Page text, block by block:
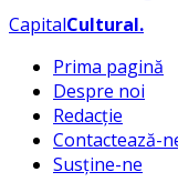
CapitalCultural.
Prima pagină
Despre noi
Redacție
Contactează-
Susține-ne